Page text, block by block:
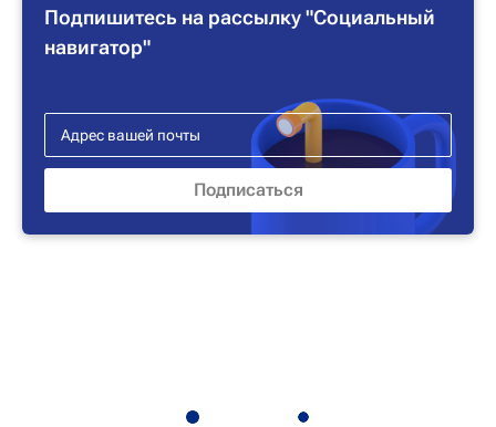
Подпишитесь на рассылку "Социальный
навигатор"